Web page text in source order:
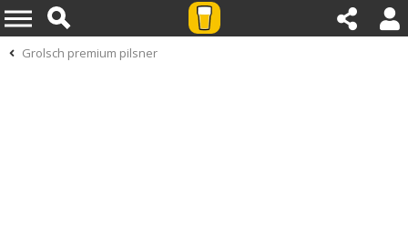
Grolsch premium pilsner